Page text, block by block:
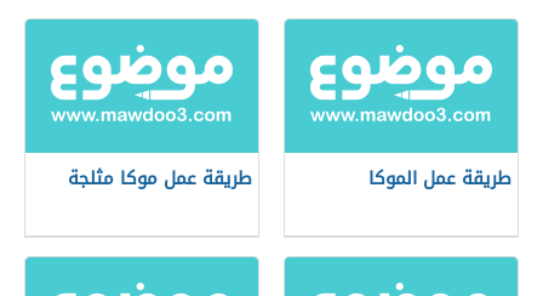
طريقة عمل الموكا طريقة عمل موكا مثلجة